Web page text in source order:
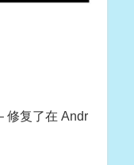
修复了在 Andr